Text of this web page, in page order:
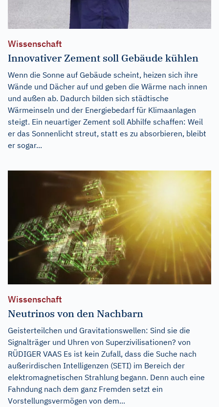
Wissenschaft
Innovativer Zement soll Gebäude kühlen
Wenn die Sonne auf Gebäude scheint, heizen sich ihre
Wände und Dächer auf und geben die Wärme nach innen
und außen ab. Dadurch bilden sich städtische
Wärmeinseln und der Energiebedarf für Klimaanlagen
steigt. Ein neuartiger Zement soll Abhilfe schaffen: Weil
er das Sonnenlicht streut, statt es zu absorbieren, bleibt
er sogar...
Wissenschaft
Neutrinos von den Nachbarn
Geisterteilchen und Gravitationswellen: Sind sie die
Signalträger und Uhren von Superzivilisationen? von
RÜDIGER VAAS Es ist kein Zufall, dass die Suche nach
außerirdischen Intelligenzen (SETI) im Bereich der
elektromagnetischen Strahlung begann. Denn auch eine
Fahndung nach dem ganz Fremden setzt ein
Vorstellungsvermögen von dem...